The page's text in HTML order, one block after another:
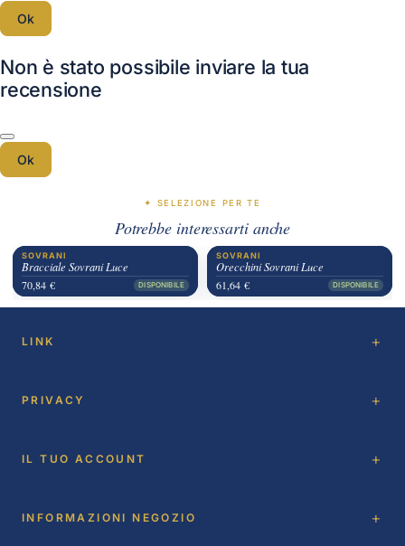
Ok
Non è stato possibile inviare la tua
recensione
Ok
✦ SELEZIONE PER TE
Potrebbe interessarti anche
SOVRANI
Bracciale Sovrani Luce
70,84 €
DISPONIBILE
SOVRANI
Orecchini Sovrani Luce
61,64 €
DISPONIBILE
LINK
PRIVACY
IL TUO ACCOUNT
INFORMAZIONI NEGOZIO